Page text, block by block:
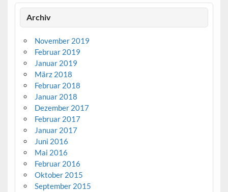
Archiv
November 2019
Februar 2019
Januar 2019
März 2018
Februar 2018
Januar 2018
Dezember 2017
Februar 2017
Januar 2017
Juni 2016
Mai 2016
Februar 2016
Oktober 2015
September 2015